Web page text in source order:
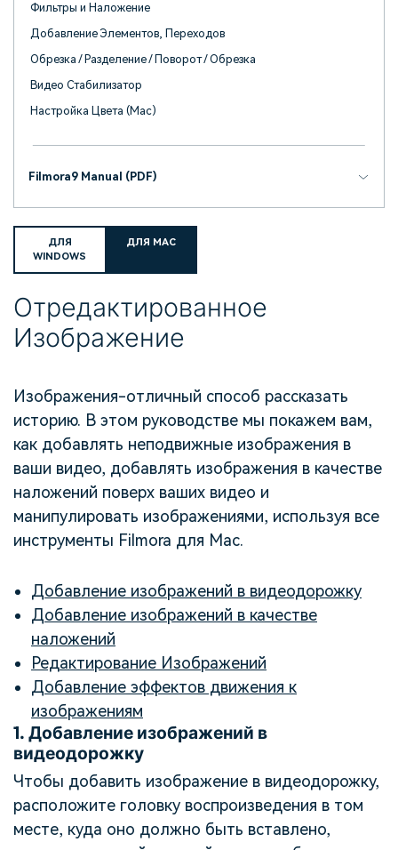
Фильтры и Наложение
Добавление Элементов, Переходов
Обрезка / Разделение / Поворот / Обрезка
Видео Стабилизатор
Настройка Цвета (Mac)
Filmora9 Manual (PDF)
ДЛЯ
WINDOWS
ДЛЯ MAC
Отредактированное
Изображение
Изображения-отличный способ рассказать
историю. В этом руководстве мы покажем вам,
как добавлять неподвижные изображения в
ваши видео, добавлять изображения в качестве
наложений поверх ваших видео и
манипулировать изображениями, используя все
инструменты Filmora для Mac.
Добавление изображений в видеодорожку
Добавление изображений в качестве
наложений
Редактирование Изображений
Добавление эффектов движения к
изображениям
1. Добавление изображений в
видеодорожку
Чтобы добавить изображение в видеодорожку,
расположите головку воспроизведения в том
месте, куда оно должно быть вставлено,